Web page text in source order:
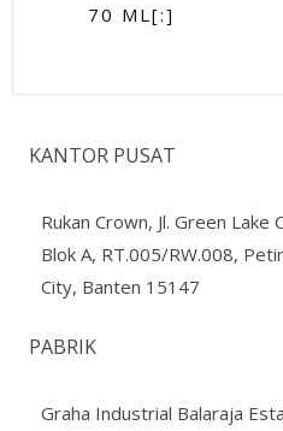
70 ML[:]
KANTOR PUSAT
Rukan Crown, Jl. Green
Blok A, RT.005/RW.008,
City, Banten 15147
PABRIK
Graha Industrial Balaraja